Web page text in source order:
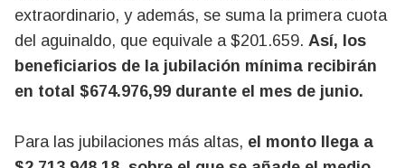
extraordinario, y además, se suma la primera cuota
del aguinaldo, que equivale a $201.659. Así, los
beneficiarios de la jubilación mínima recibirán
en total $674.976,99 durante el mes de junio.
Para las jubilaciones más altas, el monto llega a